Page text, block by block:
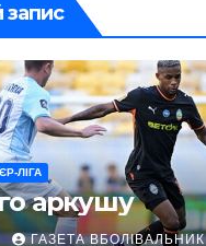
запис
ЛІГА
аркушу
ГАЗЕТА ВБОЛІВАЛЬНИК